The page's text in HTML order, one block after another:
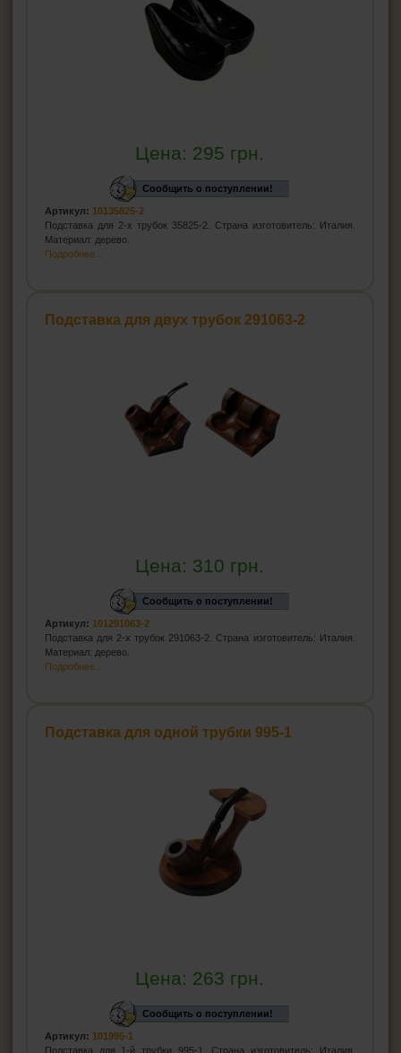
Цена: 295 грн.
Сообщить о поступлении!
Артикул: 10135825-2
Подставка для 2-х трубок 35825-2. Страна изготовитель: Италия.
Материал: дерево.
Подробнее...
Подставка для двух трубок 291063-2
Цена: 310 грн.
Сообщить о поступлении!
Артикул: 101291063-2
Подставка для 2-х трубок 291063-2. Страна изготовитель: Италия.
Материал: дерево.
Подробнее...
Подставка для одной трубки 995-1
Цена: 263 грн.
Сообщить о поступлении!
Артикул: 101995-1
Подставка для 1-й трубки 995-1. Страна изготовитель: Италия.